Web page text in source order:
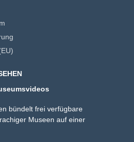
bündelt frei verfügbare
Museen auf einer